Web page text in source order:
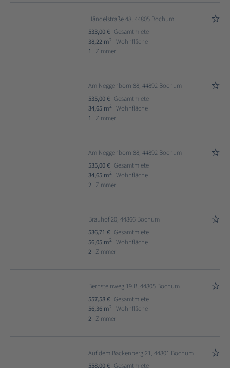
Händelstraße 48, 44805 Bochum
533,00 € Gesamtmiete
38,22 m2
Wohnfläche
1 Zimmer
Am Neggenborn 88, 44892 Bochum
535,00 € Gesamtmiete
34,65 m2
Wohnfläche
1 Zimmer
Am Neggenborn 88, 44892 Bochum
535,00 € Gesamtmiete
34,65 m2
Wohnfläche
2 Zimmer
Brauhof 20, 44866 Bochum
536,71 € Gesamtmiete
56,05 m2
Wohnfläche
2 Zimmer
Bernsteinweg 19 B, 44805 Bochum
557,58 € Gesamtmiete
56,36 m2
Wohnfläche
2 Zimmer
Auf dem Backenberg 21, 44801 Bochum
558,00 € Gesamtmiete